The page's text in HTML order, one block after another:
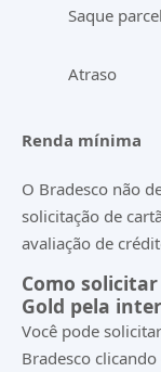
Saque
Atraso
Renda mínima
O Bradesco não
solicitação de
avaliação de
Como
Gold pela
Você pode
Bradesco clicando